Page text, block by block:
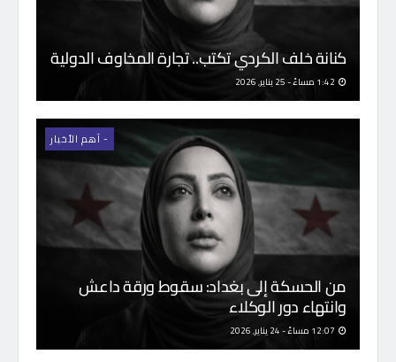
كنانة خلف الكردي تكتب.. تجارة المخاوف الدولية
- اَهم الأخبار
من الحسكة إلى بغداد: سقوط ورقة داعش
وانتهاء دور الوكلاء